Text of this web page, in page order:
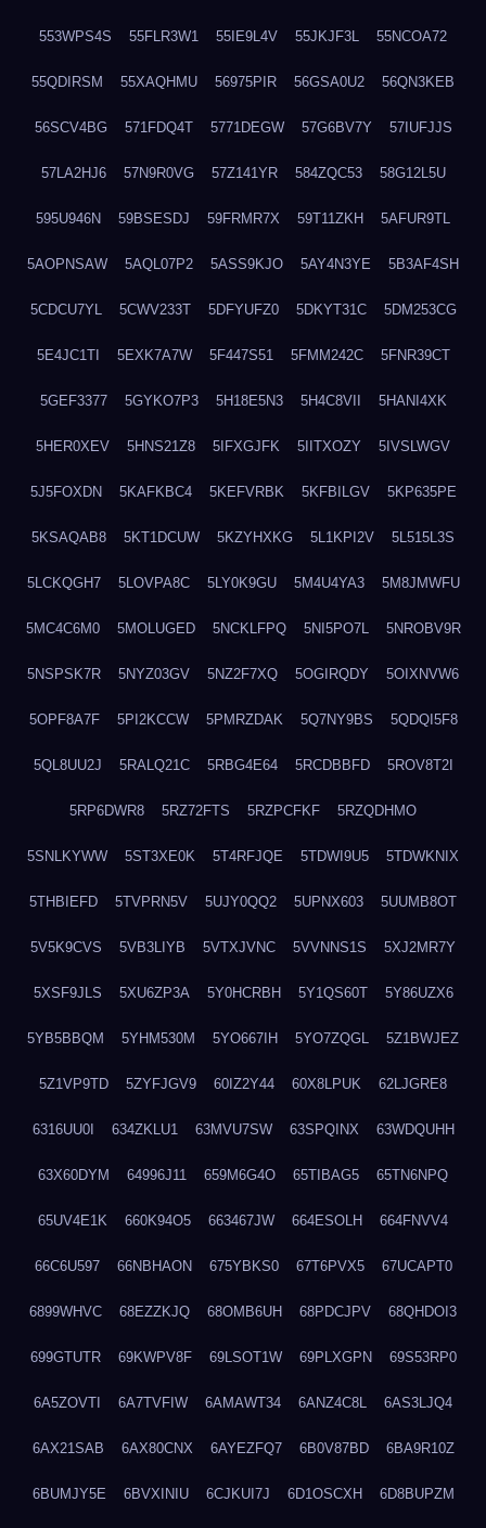
553WPS4S 55FLR3W1 55IE9L4V 55JKJF3L 55NCOA72
55QDIRSM 55XAQHMU 56975PIR 56GSA0U2 56QN3KEB
56SCV4BG 571FDQ4T 5771DEGW 57G6BV7Y 57IUFJJS
57LA2HJ6 57N9R0VG 57Z141YR 584ZQC53 58G12L5U
595U946N 59BSESDJ 59FRMR7X 59T11ZKH 5AFUR9TL
5AOPNSAW 5AQL07P2 5ASS9KJO 5AY4N3YE 5B3AF4SH
5CDCU7YL 5CWV233T 5DFYUFZ0 5DKYT31C 5DM253CG
5E4JC1TI 5EXK7A7W 5F447S51 5FMM242C 5FNR39CT
5GEF3377 5GYKO7P3 5H18E5N3 5H4C8VII 5HANI4XK
5HER0XEV 5HNS21Z8 5IFXGJFK 5IITXOZY 5IVSLWGV
5J5FOXDN 5KAFKBC4 5KEFVRBK 5KFBILGV 5KP635PE
5KSAQAB8 5KT1DCUW 5KZYHXKG 5L1KPI2V 5L515L3S
5LCKQGH7 5LOVPA8C 5LY0K9GU 5M4U4YA3 5M8JMWFU
5MC4C6M0 5MOLUGED 5NCKLFPQ 5NI5PO7L 5NROBV9R
5NSPSK7R 5NYZ03GV 5NZ2F7XQ 5OGIRQDY 5OIXNVW6
5OPF8A7F 5PI2KCCW 5PMRZDAK 5Q7NY9BS 5QDQI5F8
5QL8UU2J 5RALQ21C 5RBG4E64 5RCDBBFD 5ROV8T2I
5RP6DWR8 5RZ72FTS 5RZPCFKF 5RZQDHMO
5SNLKYWW 5ST3XE0K 5T4RFJQE 5TDWI9U5 5TDWKNIX
5THBIEFD 5TVPRN5V 5UJY0QQ2 5UPNX603 5UUMB8OT
5V5K9CVS 5VB3LIYB 5VTXJVNC 5VVNNS1S 5XJ2MR7Y
5XSF9JLS 5XU6ZP3A 5Y0HCRBH 5Y1QS60T 5Y86UZX6
5YB5BBQM 5YHM530M 5YO667IH 5YO7ZQGL 5Z1BWJEZ
5Z1VP9TD 5ZYFJGV9 60IZ2Y44 60X8LPUK 62LJGRE8
6316UU0I 634ZKLU1 63MVU7SW 63SPQINX 63WDQUHH
63X60DYM 64996J11 659M6G4O 65TIBAG5 65TN6NPQ
65UV4E1K 660K94O5 663467JW 664ESOLH 664FNVV4
66C6U597 66NBHAON 675YBKS0 67T6PVX5 67UCAPT0
6899WHVC 68EZZKJQ 68OMB6UH 68PDCJPV 68QHDOI3
699GTUTR 69KWPV8F 69LSOT1W 69PLXGPN 69S53RP0
6A5ZOVTI 6A7TVFIW 6AMAWT34 6ANZ4C8L 6AS3LJQ4
6AX21SAB 6AX80CNX 6AYEZFQ7 6B0V87BD 6BA9R10Z
6BUMJY5E 6BVXINIU 6CJKUI7J 6D1OSCXH 6D8BUPZM